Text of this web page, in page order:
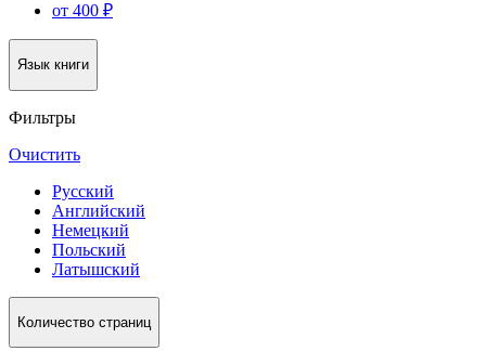
от 400 ₽
Язык книги
Фильтры
Очистить
Русский
Английский
Немецкий
Польский
Латышский
Количество страниц